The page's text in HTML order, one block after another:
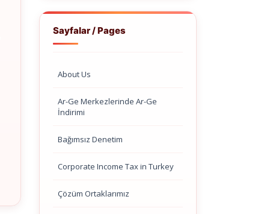
Sayfalar / Pages
About Us
Ar-Ge Merkezlerinde Ar-Ge
İndirimi
Bağımsız Denetim
Corporate Income Tax in Turkey
Çözüm Ortaklarımız